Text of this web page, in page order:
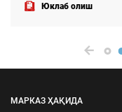
Юклаб олиш
МАРКАЗ ҲАҚИДА